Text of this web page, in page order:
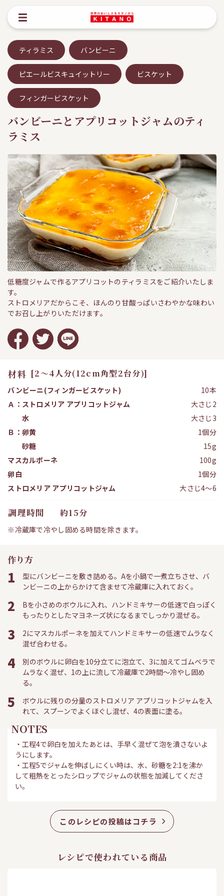
ティラミス バンビーニ
ピエールビスキュイットリー ビスケット
フィンガービスケット
バンビーニとアプリコットジャムのティ
ラミス
低糖度ジャムで作るアプリコットのティラミスをご紹介いたしま
す。
ストロメリアだからこそ、ほんのり甘酸っぱいさわやかな味わい
でお召し上がりいただけます。
材料 [2〜4人分(12cm角型2台分)]
バンビーニ(フィンガービスケット)
10本
Ａ：ストロメリア アプリコットジャム
大さじ2
水
大さじ3
Ｂ：卵黄
1個分
砂糖
15g
マスカルポーネ
100g
卵白
1個分
ストロメリア アプリコットジャム
大さじ4～6
調理時間 約15分
※冷蔵庫で冷やし固める時間を除きます。
作り方
1
型にバンビーニを敷き詰める。Aを小鍋で一煮立ちさせ、バ
ンビーニの上からかけて含ませて冷蔵庫に入れておく。
2
Bを小さめのボウルに入れ、ハンドミキサーの低速で白っぽく
もったりとしたマヨネーズ状になるまでしっかり混ぜる。
3
2にマスカルポーネを加えてハンドミキサーの低速でムラなく
混ぜ合わせる。
4
別のボウルに卵白を10分立てに泡立て、3に加えてゴムベラで
ムラなく混ぜ、1の上に流して冷蔵庫で2時間〜冷やし固め
る。
5
ボウルに残りの分量のストロメリア アプリコットジャムを入
れて、スプーンでよくほぐし混ぜ、4の表面に塗る。
NOTES
・工程4で卵白を加えたあとは、手早く混ぜて泡を潰さないよ
うにします。
・工程5でジャムを伸ばしにくい時は、水、砂糖を2:1を沸か
して粗熱をとったシロップでジャムの状態を加減してくださ
い。
このレシピの投稿はコチラ
レシピで使われている商品